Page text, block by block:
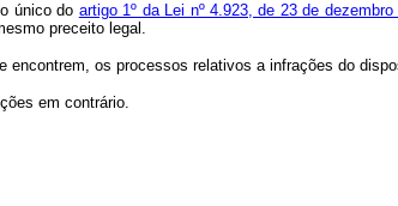
único do artigo 1º da Lei nº 4.923, de 23 de dezembro
preceito legal.
os processos relativos a infrações do
em contrário.